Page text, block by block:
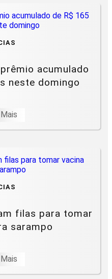
acumulado
neste domingo
filas para tomar
sarampo